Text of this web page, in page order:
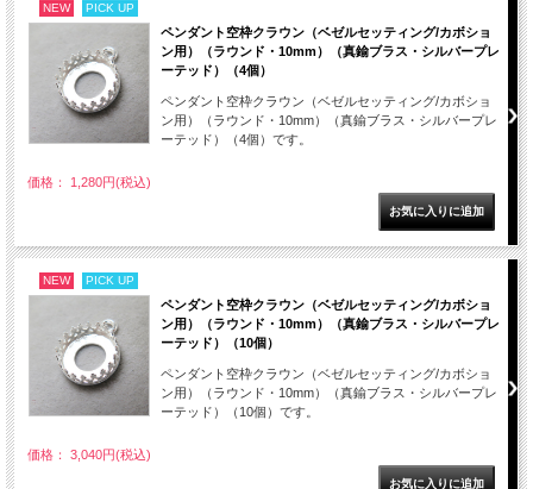
NEW PICK UP
ペンダント空枠クラウン（ベゼルセッティング/カボショ
ン用）（ラウンド・10mm）（真鍮ブラス・シルバープレ
ーテッド）（4個）
ペンダント空枠クラウン（ベゼルセッティング/カボショ
ン用）（ラウンド・10mm）（真鍮ブラス・シルバープレ
ーテッド）（4個）です。
価格： 1,280円(税込)
NEW PICK UP
ペンダント空枠クラウン（ベゼルセッティング/カボショ
ン用）（ラウンド・10mm）（真鍮ブラス・シルバープレ
ーテッド）（10個）
ペンダント空枠クラウン（ベゼルセッティング/カボショ
ン用）（ラウンド・10mm）（真鍮ブラス・シルバープレ
ーテッド）（10個）です。
価格： 3,040円(税込)